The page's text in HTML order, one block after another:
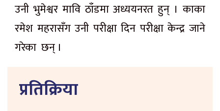
उनी भुमेश्वर मावि ठाँडमा अध्ययनरत हुन् । काका
रमेश महरासँग उनी परीक्षा दिन परीक्षा केन्द्र जाने
गरेका छन् ।
प्रतिक्रिया